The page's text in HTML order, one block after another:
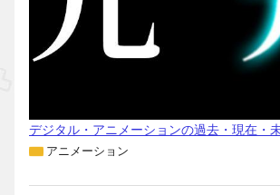
デジタル・アニメーションの過去・現在・
アニメーション